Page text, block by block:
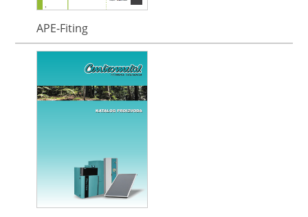
APE-Fiting